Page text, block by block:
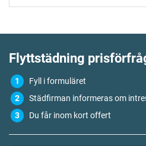
Flyttstädning
Fyll i formuläret
Städfirman informeras om
Du får inom kort offert